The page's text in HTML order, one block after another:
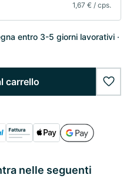
1,67 € / cps.
entro 3-5 giorni lavorativi
carrello
nelle seguenti